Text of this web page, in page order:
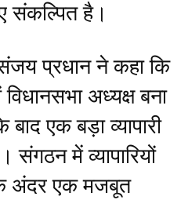
संकल्पित है।
संजय प्रधान ने कहा कि
अध्यक्ष बना
एक बड़ा व्यापारी
संगठन में व्यापारियों
अंदर एक मजबूत